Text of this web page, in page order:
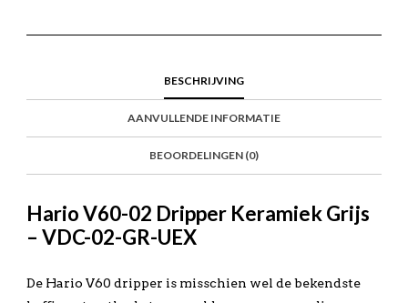
BESCHRIJVING
AANVULLENDE INFORMATIE
BEOORDELINGEN (0)
Hario V60-02 Dripper Keramiek Grijs
– VDC-02-GR-UEX
De Hario V60 dripper is misschien wel de bekendste